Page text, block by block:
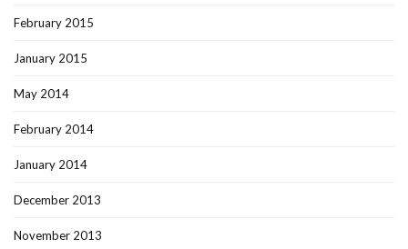
February 2015
January 2015
May 2014
February 2014
January 2014
December 2013
November 2013